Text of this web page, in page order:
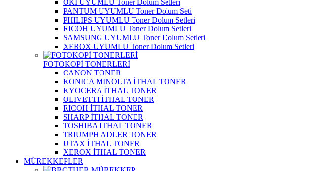
OKI UYUMLU Toner Dolum Setleri
PANTUM UYUMLU Toner Dolum Seti
PHILIPS UYUMLU Toner Dolum Setleri
RICOH UYUMLU Toner Dolum Setleri
SAMSUNG UYUMLU Toner Dolum Setleri
XEROX UYUMLU Toner Dolum Setleri
FOTOKOPİ TONERLERİ
CANON TONER
KONICA MINOLTA İTHAL TONER
KYOCERA İTHAL TONER
OLIVETTI İTHAL TONER
RICOH İTHAL TONER
SHARP İTHAL TONER
TOSHIBA İTHAL TONER
TRIUMPH ADLER TONER
UTAX İTHAL TONER
XEROX İTHAL TONER
MÜREKKEPLER